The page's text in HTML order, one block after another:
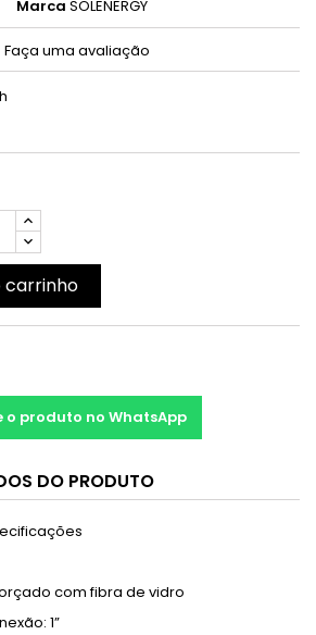
Marca SOLENERGY
Faça uma avaliação
carrinho
o produto no WhatsApp
DO PRODUTO
com fibra de vidro
1”